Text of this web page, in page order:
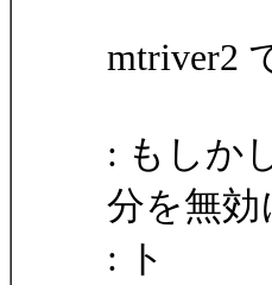
mtriver2
: もしか
分を無効
: ト